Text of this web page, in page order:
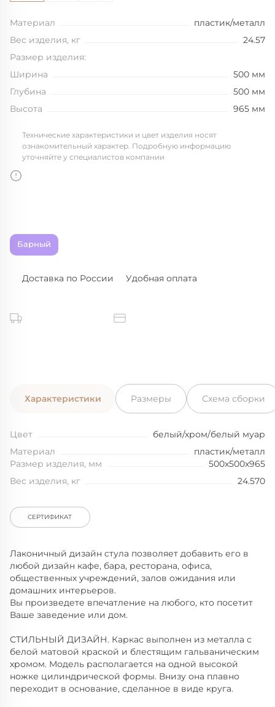
Материал
пластик/металл
Вес изделия, кг
24.57
Размер изделия:
Ширина
500 мм
Глубина
500 мм
Высота
965 мм
Технические характеристики и цвет изделия носят
ознакомительный характер. Подробную информацию
уточняйте у специалистов компании
Барный
Доставка по России Удобная оплата
Характеристики Размеры Схема сборки
Цвет
белый/хром/белый муар
Материал
пластик/металл
Размер изделия, мм
500x500x965
Вес изделия, кг
24.570
СЕРТИФИКАТ
Лаконичный дизайн cтула позволяет добавить его в
любой дизайн кафе, бара, ресторана, офиса,
общественных учреждений, залов ожидания или
домашних интерьеров.
Вы произведете впечатление на любого, кто посетит
Ваше заведение или дом.
СТИЛЬНЫЙ ДИЗАЙН. Каркас выполнен из металла с
белой матовой краской и блестящим гальваническим
хромом. Модель располагается на одной высокой
ножке цилиндрической формы. Внизу она плавно
переходит в основание, сделанное в виде круга.